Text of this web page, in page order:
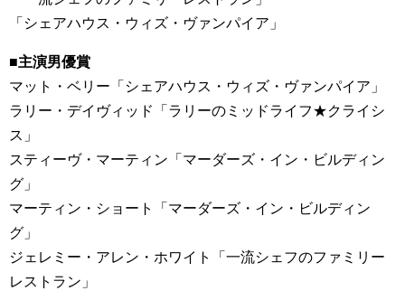
「シェアハウス・ウィズ・ヴァンパイア」
■主演男優賞
マット・ベリー「シェアハウス・ウィズ・ヴァンパイア」
ラリー・デイヴィッド「ラリーのミッドライフ★クライシ
ス」
スティーヴ・マーティン「マーダーズ・イン・ビルディン
グ」
マーティン・ショート「マーダーズ・イン・ビルディン
グ」
ジェレミー・アレン・ホワイト「一流シェフのファミリー
レストラン」